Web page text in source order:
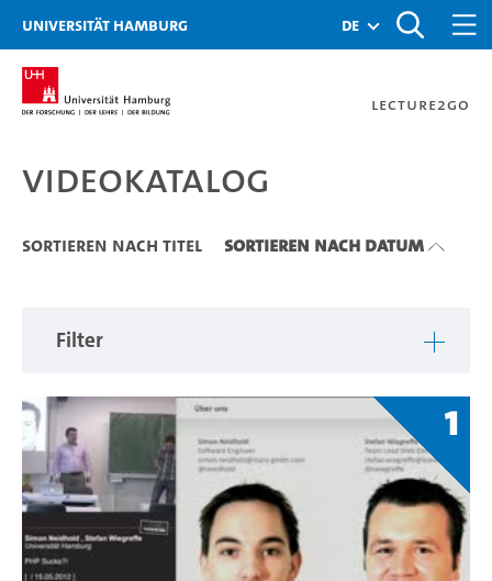
Zu den Filtern
Zur Metanavigation
Zur Hauptnavigation
Zur Suche
Zum Inhalt
Zum Seitenfuss
Universität Hamburg de
Lecture2Go
Videokatalog
Videokatalog
Sortieren nach Titel Sortieren nach Datum
Filter
1